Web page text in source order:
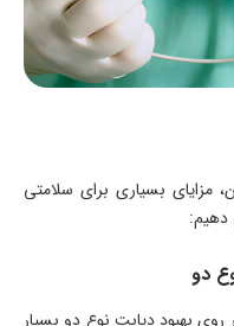
مزایای بسیاری برای سلامتی
دهیم:
دو
بهبود دیابت نوع دو بسیار